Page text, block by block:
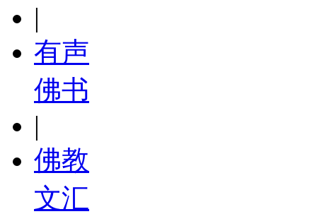
|
有声
佛书
|
佛教
文汇